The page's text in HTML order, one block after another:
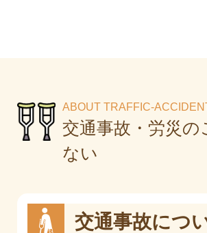
ABOUT TRAFFIC-
交通事故・労災の
ない
交通事故につ